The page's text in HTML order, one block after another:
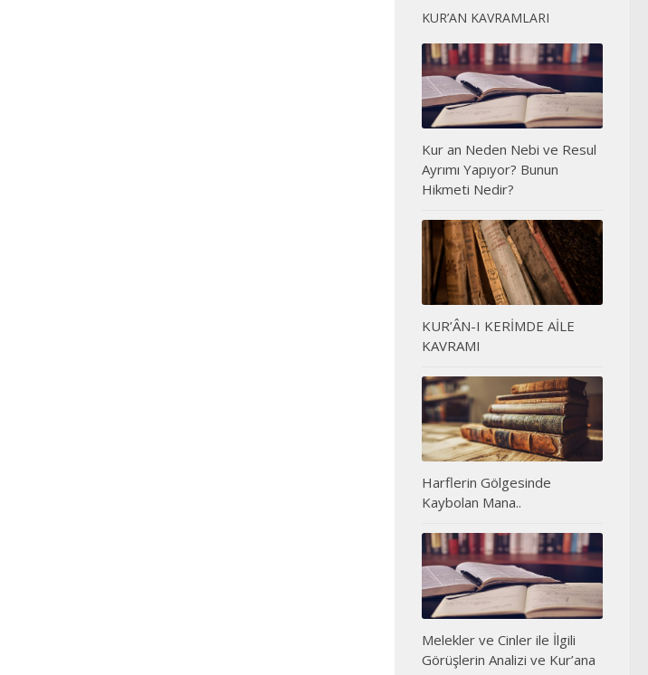
KUR’AN KAVRAMLARI
Kur an Neden Nebi ve Resul
Ayrımı Yapıyor? Bunun
Hikmeti Nedir?
KUR’ÂN-I KERİMDE AİLE
KAVRAMI
Harflerin Gölgesinde
Kaybolan Mana..
Melekler ve Cinler ile İlgili
Görüşlerin Analizi ve Kur’ana